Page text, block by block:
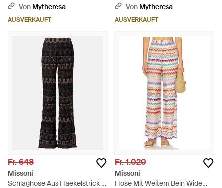
Haekelstrick - Weiß
Von Mytheresa
AUSVERKAUFT
Von Mytheresa
AUSVERKAUFT
Fr. 648
Missoni
Schlaghose Aus Haekelstrick -
Fr. 1.020
Missoni
Hose Mit Weitem Bein Wide